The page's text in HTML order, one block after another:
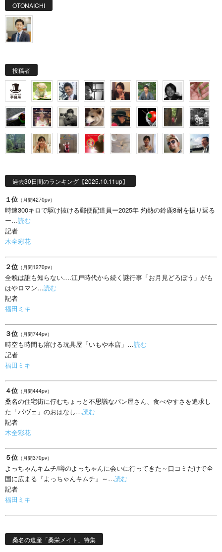
OTONAICHI
投稿者
過去30日間のランキング【2025.10.11up】
１位 （月間4270pv）
時速300キロで駆け抜ける郵便配達員ー2025年 灼熱の鈴鹿8耐を振り返る
ー…読む
記者
木全彩花
２位 （月間1270pv）
全貌は誰も知らない….江戸時代から続く謎行事「お月見どろぼう」がも
はやロマン…読む
記者
福田ミキ
３位 （月間744pv）
時空も時間も溶ける玩具屋「いもや本店」…読む
記者
福田ミキ
４位 （月間444pv）
桑名の住宅街に佇むちょっと不思議なパン屋さん、食べやすさを追求し
た「パヴェ」のおはなし…読む
記者
木全彩花
５位 （月間370pv）
よっちゃんキムチ/噂のよっちゃんに会いに行ってきた～口コミだけで全
国に広まる『よっちゃんキムチ』～…読む
記者
福田ミキ
桑名の遺産「桑栄メイト」特集